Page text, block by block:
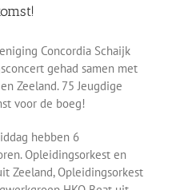
Concordia Schaijk
gehad samen met
Zeeland. 75 Jeugdige
voor de boeg!
hebben 6
Opleidingsorkest en
Zeeland, Opleidingsorkest